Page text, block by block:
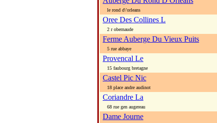
le rond d\'orleans
Oree Des Collines L
2 r obernaude
Ferme Auberge Du Vieux Puits
5 rue abbaye
Provencal Le
15 faubourg bretagne
Castel Pic Nic
18 place andre audinot
Coriandre La
68 rue gen augereau
Dame Journe